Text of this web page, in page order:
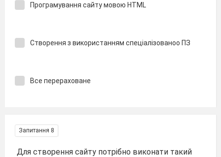
Програмування сайту мовою HTML
Створення з використанням спеціалізованоо ПЗ
Все перераховане
Запитання 8
Для створення сайту потрібно виконати такий